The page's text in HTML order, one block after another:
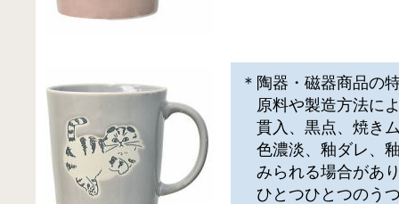
＊陶器・磁器商品の
原料や製造方法に
貫入、黒点、焼き
色濃淡、釉ダレ、
みられる場合があ
ひとつひとつのう